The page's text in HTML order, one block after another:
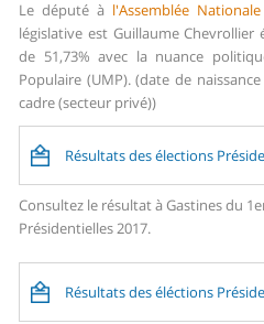
Le député à l'Assemblée Nationale
législative est Guillaume
de 51,73% avec la nuance
Populaire (UMP). (date de
cadre (secteur privé))
Résultats des élections
Consultez le résultat à Gastines du
Présidentielles 2017.
Résultats des éléctions